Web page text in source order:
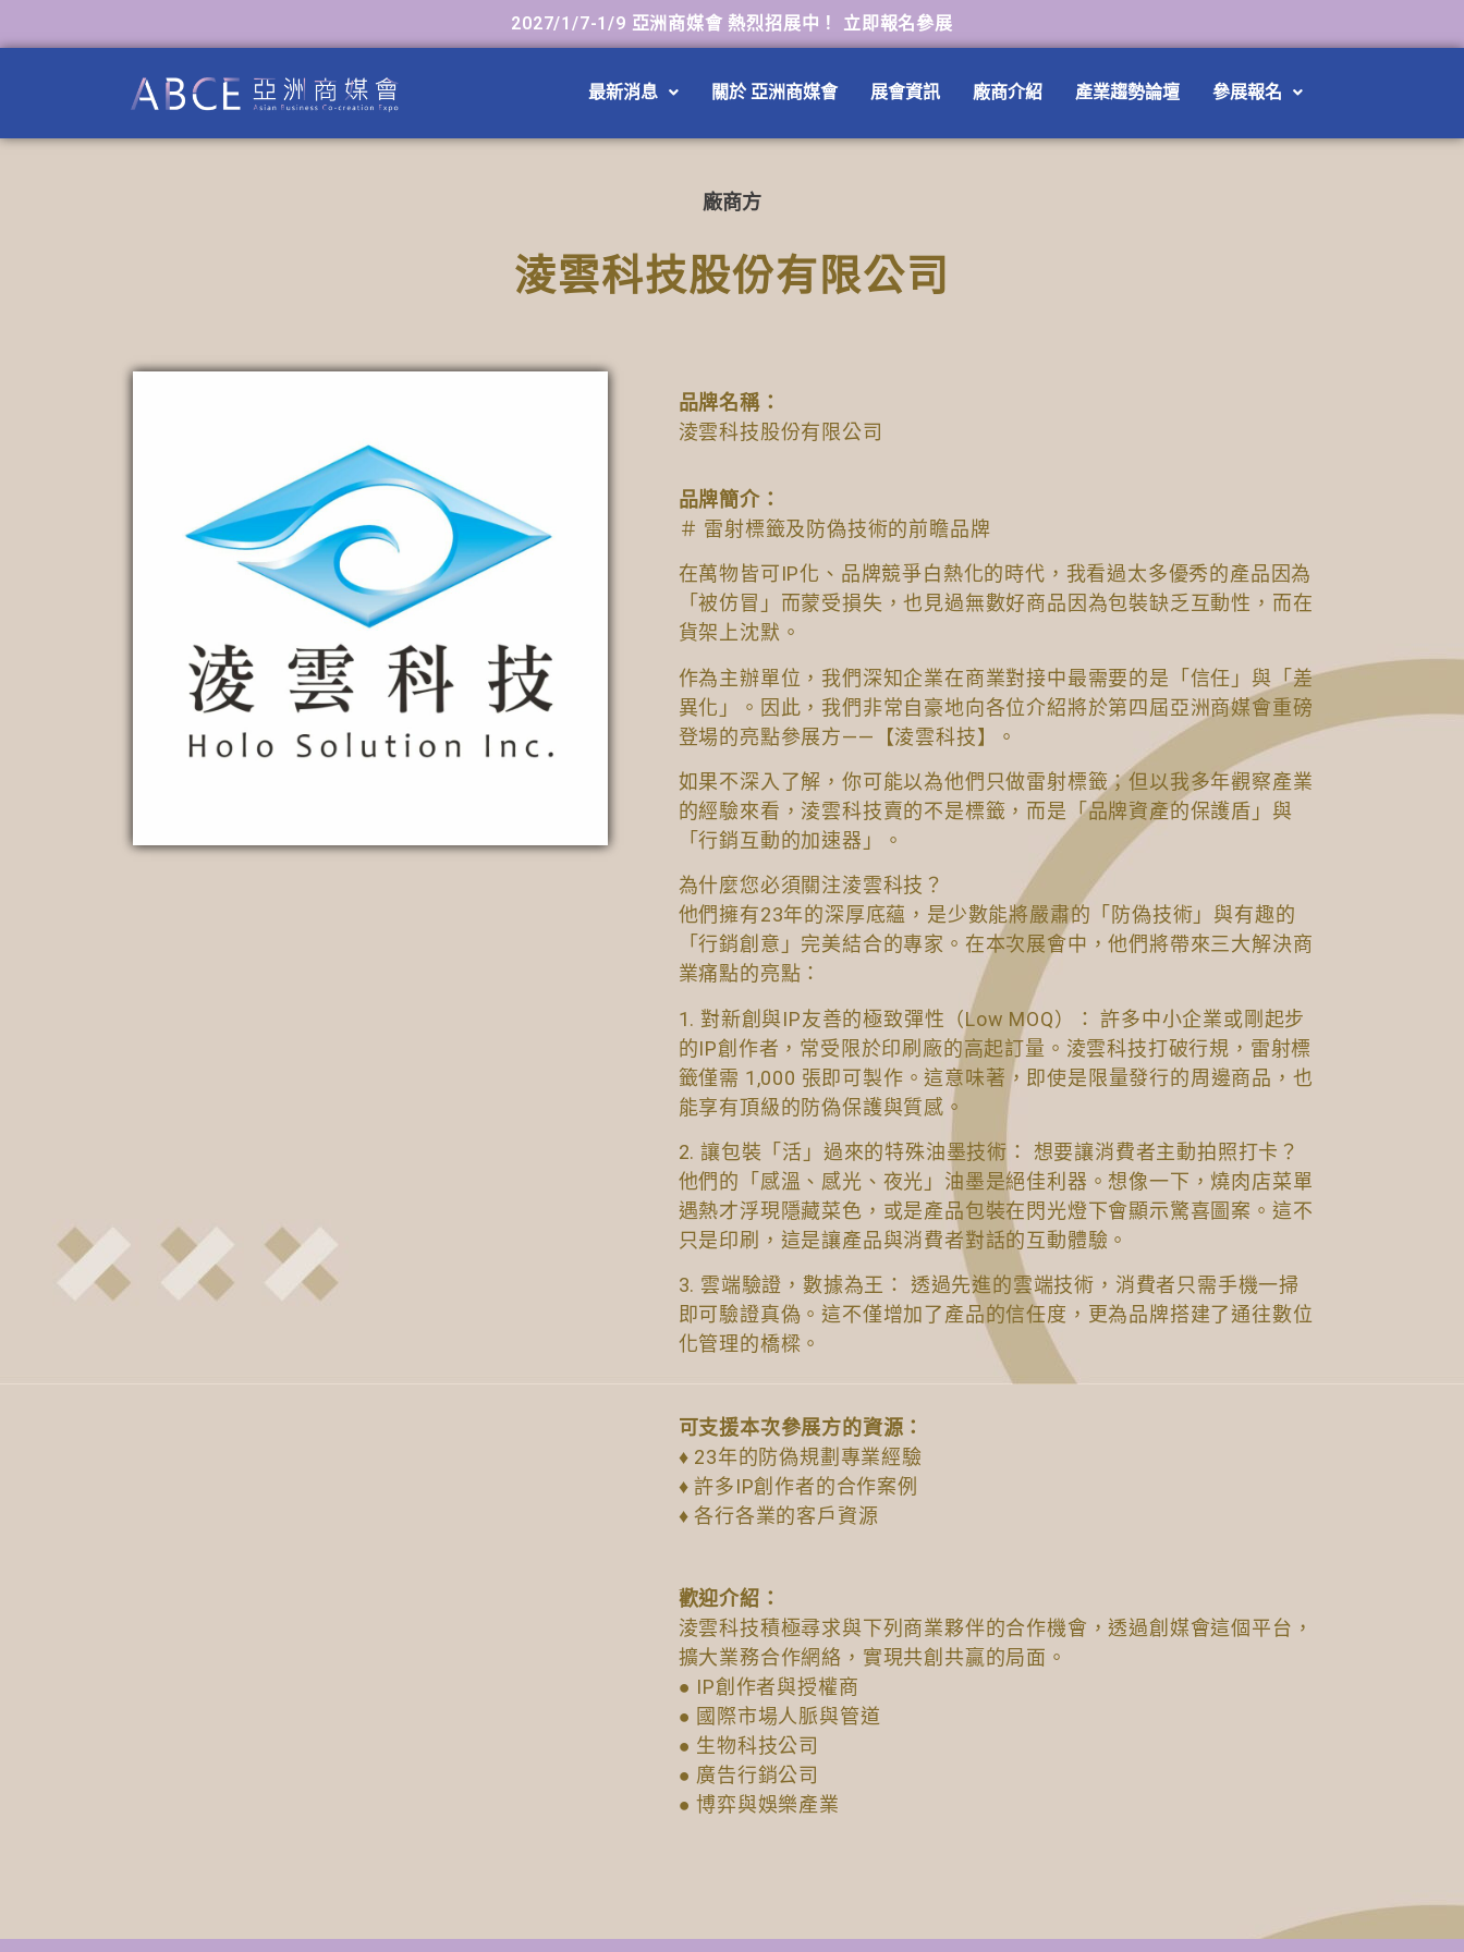
2027/1/7-1/9 亞洲商媒會 熱烈招展中！ 立即報名參展
最新消息 關於 亞洲商媒會 展會資訊 廠商介紹 產業趨勢論壇 參展報名
廠商方
淩雲科技股份有限公司
品牌名稱：
淩雲科技股份有限公司
品牌簡介：
＃ 雷射標籤及防偽技術的前瞻品牌
在萬物皆可IP化、品牌競爭白熱化的時代，我看過太多優秀的產品因為
「被仿冒」而蒙受損失，也見過無數好商品因為包裝缺乏互動性，而在
貨架上沈默。
作為主辦單位，我們深知企業在商業對接中最需要的是「信任」與「差
異化」。因此，我們非常自豪地向各位介紹將於第四屆亞洲商媒會重磅
登場的亮點參展方——【淩雲科技】。
如果不深入了解，你可能以為他們只做雷射標籤；但以我多年觀察產業
的經驗來看，淩雲科技賣的不是標籤，而是「品牌資產的保護盾」與
「行銷互動的加速器」。
為什麼您必須關注淩雲科技？
他們擁有23年的深厚底蘊，是少數能將嚴肅的「防偽技術」與有趣的
「行銷創意」完美結合的專家。在本次展會中，他們將帶來三大解決商
業痛點的亮點：
1. 對新創與IP友善的極致彈性（Low MOQ）： 許多中小企業或剛起步
的IP創作者，常受限於印刷廠的高起訂量。淩雲科技打破行規，雷射標
籤僅需 1,000 張即可製作。這意味著，即使是限量發行的周邊商品，也
能享有頂級的防偽保護與質感。
2. 讓包裝「活」過來的特殊油墨技術： 想要讓消費者主動拍照打卡？
他們的「感溫、感光、夜光」油墨是絕佳利器。想像一下，燒肉店菜單
遇熱才浮現隱藏菜色，或是產品包裝在閃光燈下會顯示驚喜圖案。這不
只是印刷，這是讓產品與消費者對話的互動體驗。
3. 雲端驗證，數據為王： 透過先進的雲端技術，消費者只需手機一掃
即可驗證真偽。這不僅增加了產品的信任度，更為品牌搭建了通往數位
化管理的橋樑。
可支援本次參展方的資源：
♦ 23年的防偽規劃專業經驗
♦ 許多IP創作者的合作案例
♦ 各行各業的客戶資源
歡迎介紹：
淩雲科技積極尋求與下列商業夥伴的合作機會，透過創媒會這個平台，
擴大業務合作網絡，實現共創共贏的局面。
● IP創作者與授權商
● 國際市場人脈與管道
● 生物科技公司
● 廣告行銷公司
● 博弈與娛樂產業